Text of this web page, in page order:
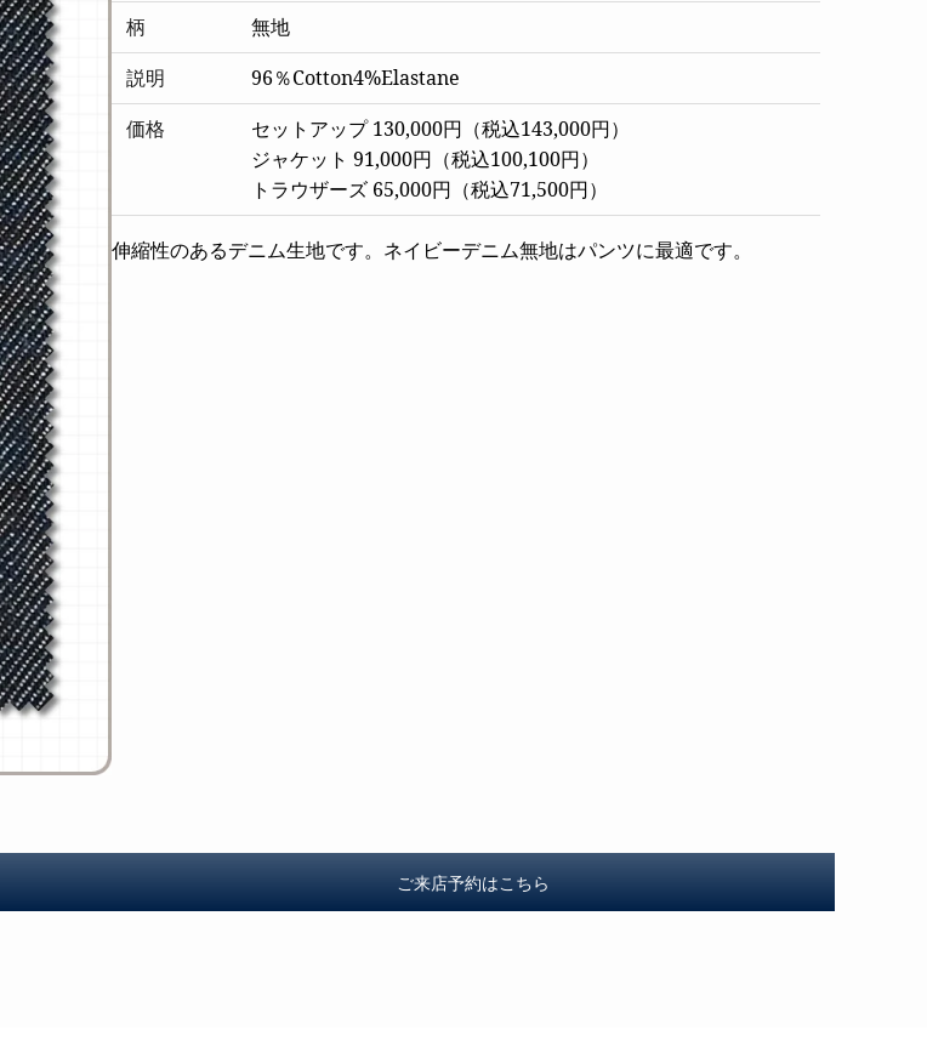
柄
無地
説明
96％Cotton4%Elastane
価格
セットアップ 130,000円（税込143,000円）
ジャケット 91,000円（税込100,100円）
トラウザーズ 65,000円（税込71,500円）
伸縮性のあるデニム生地です。ネイビーデニム無地はパンツに最適です。
ご来店予約はこちら